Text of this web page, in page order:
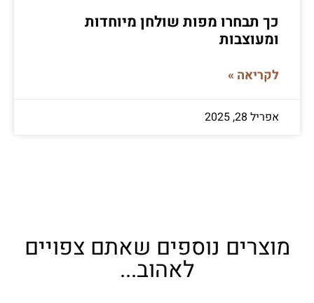
כך תבחרו מפות שולחן מיוחדות
ומעוצבות
לקריאה »
אפריל 28, 2025
מוצרים נוספים שאתם צפויים
לאהוב...